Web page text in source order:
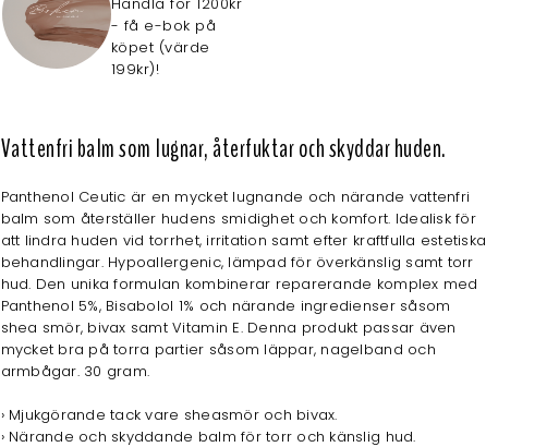
- få e-bok på
köpet (värde
199kr)!
Vattenfri balm som lugnar, återfuktar och skyddar huden.
Panthenol Ceutic är en mycket lugnande och närande vattenfri
balm som återställer hudens smidighet och komfort. Idealisk för
att lindra huden vid torrhet, irritation samt efter kraftfulla estetiska
behandlingar. Hypoallergenic, lämpad för överkänslig samt torr
hud. Den unika formulan kombinerar reparerande komplex med
Panthenol 5%, Bisabolol 1% och närande ingredienser såsom
shea smör, bivax samt Vitamin E. Denna produkt passar även
mycket bra på torra partier såsom läppar, nagelband och
armbågar. 30 gram.
› Mjukgörande tack vare sheasmör och bivax.
› Närande och skyddande balm för torr och känslig hud.